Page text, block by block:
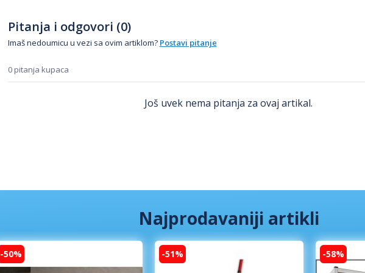
Pitanja i odgovori (0)
Imaš nedoumicu u vezi sa ovim artiklom? Postavi pitanje
0 pitanja kupaca
Još uvek nema pitanja za ovaj artikal.
Najprodavaniji artikli
-50% -51% -58%